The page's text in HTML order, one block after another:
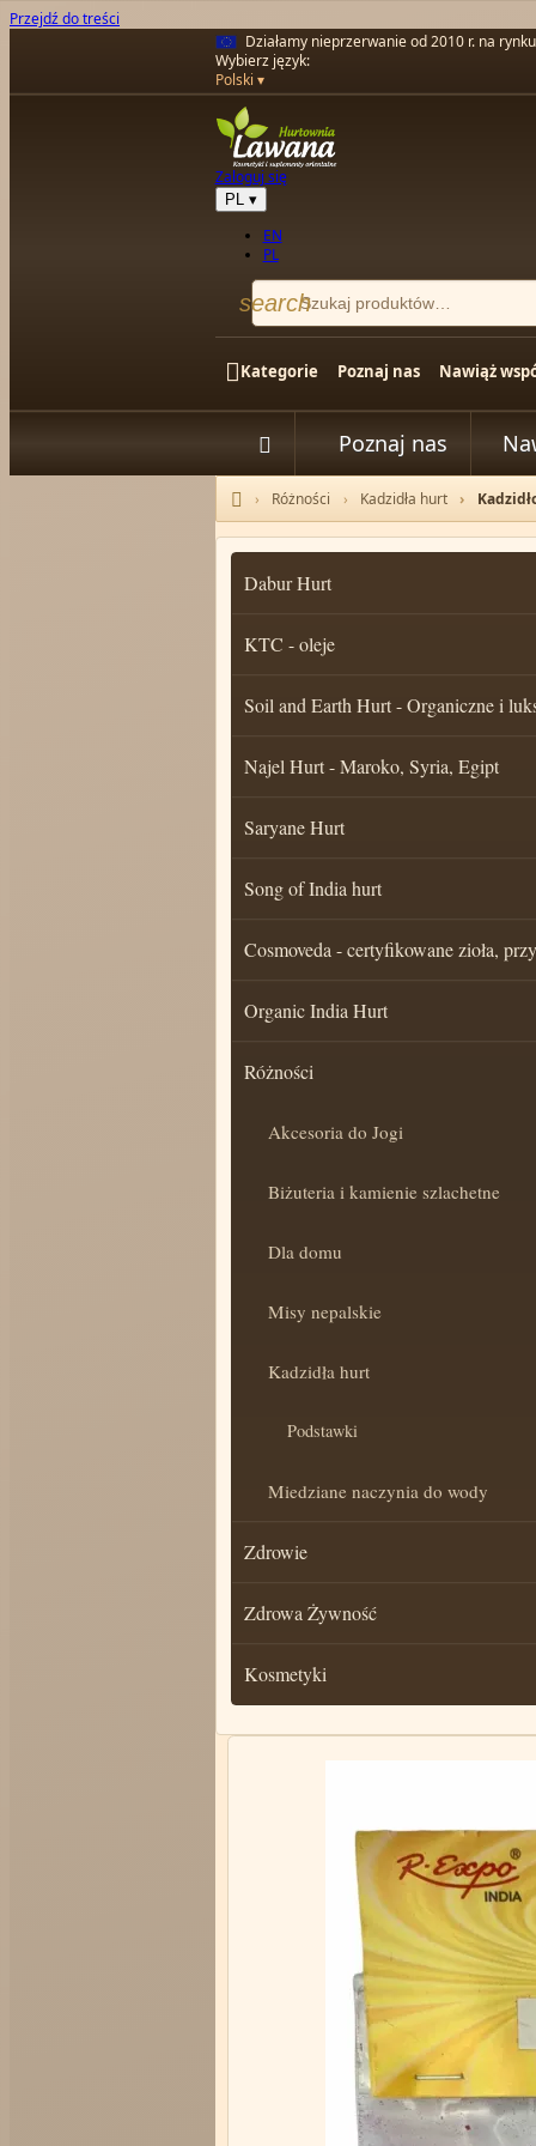
Przejdź do treści
Działamy nieprzerwanie od 2010 r. na
Wybierz język:
Polski
Zaloguj się
PL ▾
EN
PL
search
Kategorie Poznaj nas Nawiąż
 Poznaj nas

Strona główna
Różności Kadzidła hurt
Dabur Hurt
KTC - oleje
Soil and Earth Hurt - Organiczne i
Najel Hurt - Maroko, Syria, Egipt
Saryane Hurt
Song of India hurt
Cosmoveda - certyfikowane zioła,
Organic India Hurt
Różności
Akcesoria do Jogi
Biżuteria i kamienie szlachetne
Dla domu
Misy nepalskie
Kadzidła hurt
Podstawki
Miedziane naczynia do wody
Zdrowie
Zdrowa Żywność
Kosmetyki